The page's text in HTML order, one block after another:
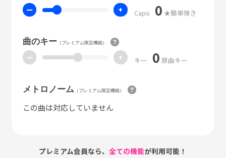
ー + Capo 0 ★簡単弾き
曲のキー（プレミアム限定機能）
ー + キー 0 原曲キー
メトロノーム （プレミアム限定機能）
この曲は対応していません
プレミアム会員なら、全ての機能が利用可能！